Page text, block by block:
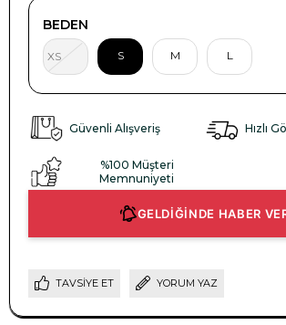
BEDEN
XS S M L
Güvenli Alışveriş Hızlı
%100 Müşteri
Memnuniyeti
GELDİĞİNDE HABER
TAVSIYE ET YORUM YAZ